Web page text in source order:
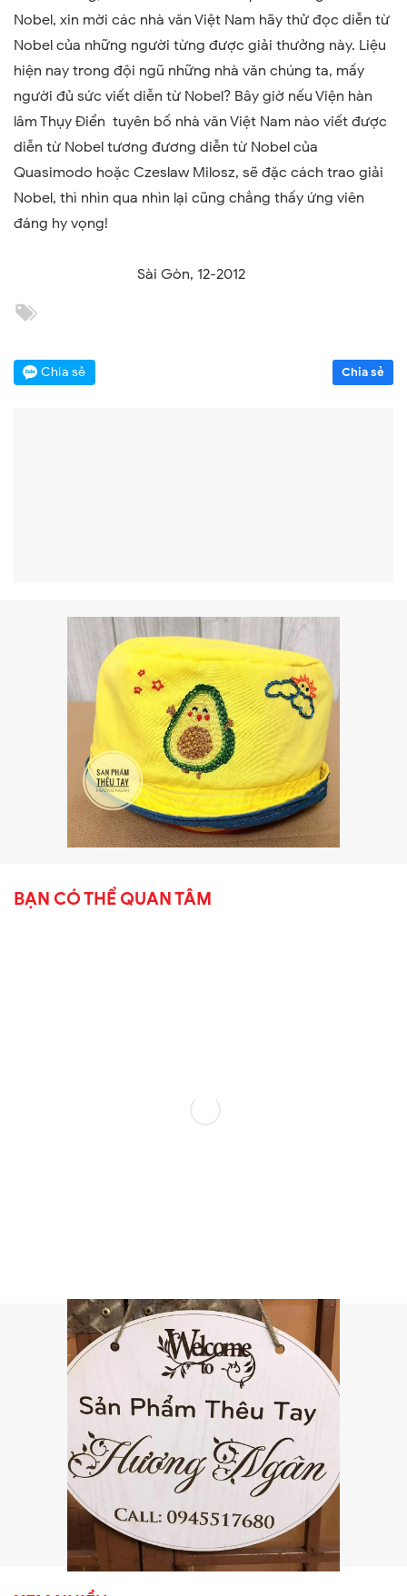
Nobel, xin mời các nhà văn Việt Nam hãy thử đọc diễn từ
Nobel của những người từng được giải thưởng này. Liệu
hiện nay trong đội ngũ những nhà văn chúng ta, mấy
người đủ sức viết diễn từ Nobel? Bây giờ nếu Viện hàn
lâm Thụy Điển tuyên bố nhà văn Việt Nam nào viết được
diễn từ Nobel tương đương diễn từ Nobel của
Quasimodo hoặc Czeslaw Milosz, sẽ đặc cách trao giải
Nobel, thì nhìn qua nhìn lại cũng chẳng thấy ứng viên
đáng hy vọng!
Sài Gòn, 12-2012
Chia sẻ Chia sẻ
BẠN CÓ THỂ QUAN TÂM